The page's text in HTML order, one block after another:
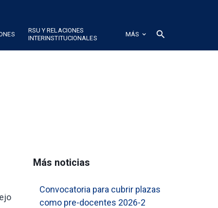
RSU Y RELACIONES
INTERINSTITUCIONALES
MÁS search
Más noticias
Convocatoria para cubrir plazas
como pre-docentes 2026-2